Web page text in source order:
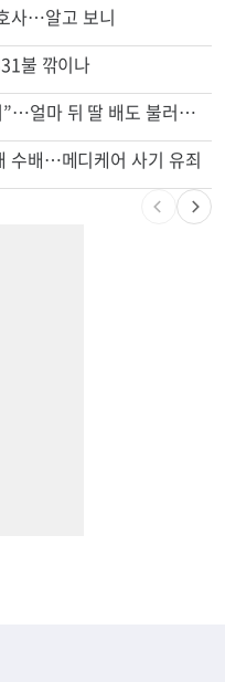
사…알고 보니
불 깎이나
엄마 성폭행한 “사람 좋은 장씨”…얼마 뒤 딸 배도 불러왔다
수배…메디케어 사기 유죄